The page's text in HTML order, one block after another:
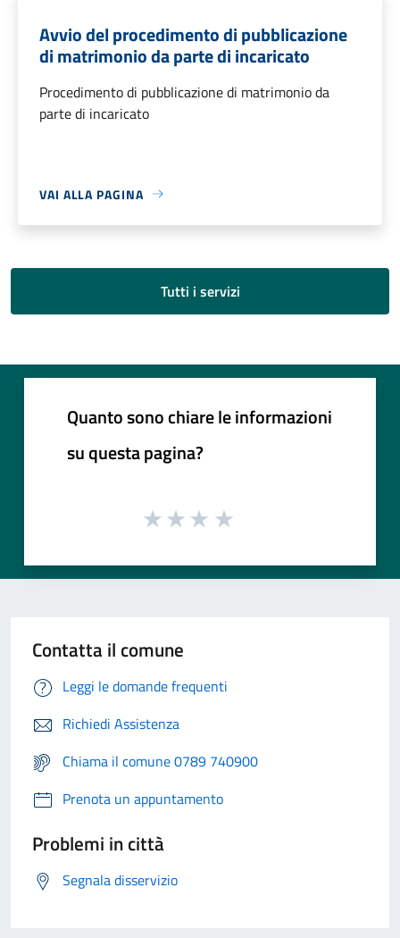
Avvio del procedimento di pubblicazione
di matrimonio da parte di incaricato
Procedimento di pubblicazione di matrimonio da
parte di incaricato
VAI ALLA PAGINA
Tutti i servizi
Quanto sono chiare le informazioni
su questa pagina?
Contatta il comune
Leggi le domande frequenti
Richiedi Assistenza
Chiama il comune 0789 740900
Prenota un appuntamento
Problemi in città
Segnala disservizio